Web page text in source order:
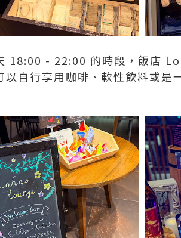
18:00 - 22:00 的時段，飯店
以自行享用咖啡、軟性飲料或是